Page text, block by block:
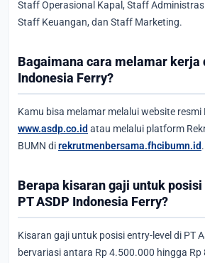
Staff Operasional Kapal, Staff
Staff Keuangan, dan Staff Marketing.
Bagaimana cara melamar kerja
Indonesia Ferry?
Kamu bisa melamar melalui website resmi
www.asdp.co.id atau melalui platform
BUMN direkrutmenbersama.fhcibumn.id.
Berapa kisaran gaji untuk
PT ASDP Indonesia Ferry?
Kisaran gaji untuk posisi entry-level di PT
bervariasi antara Rp 4.500.000 hingga Rp